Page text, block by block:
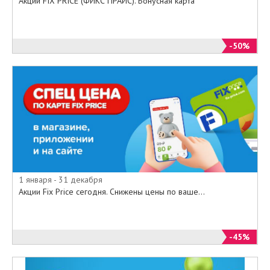
сайте fix-price.ru все то, о чем так
долго мечтали по самым
минимальным ценам.
-50%
1 января - 31 декабря
Акции Fix Price сегодня. Снижены цены по ваше...
-45%